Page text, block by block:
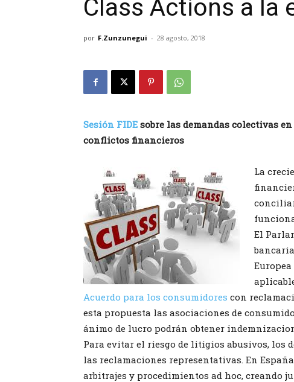
Class Actions a la
por F.Zunzunegui - 28 agosto, 2018
Sesión FIDE sobre las demandas colectivas
conflictos financieros
La
El
Acuerdo para los consumidores con
esta propuesta las asociaciones de
ánimo de lucro podrán obtener
Para evitar el riesgo de litigios abusivos, los
las reclamaciones representativas. En
arbitrajes y procedimientos ad hoc, creando